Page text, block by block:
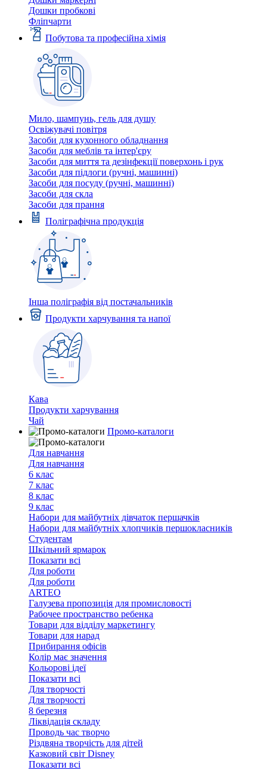
Дошки пробкові
Фліпчарти
Побутова та професійна хімія
Мило, шампунь, гель для душу
Освіжувачі повітря
Засоби для кухонного обладнання
Засоби для меблів та інтер'єру
Засоби для миття та дезінфекції поверхонь і рук
Засоби для підлоги (ручні, машинні)
Засоби для посуду (ручні, машинні)
Засоби для скла
Засоби для прання
Поліграфічна продукція
Інша поліграфія від постачальників
Продукти харчування та напої
Кава
Продукти харчування
Чай
Промо-каталоги
Для навчання
Для навчання
6 клас
7 клас
8 клас
9 клас
Набори для майбутніх дiвчаток першачкiв
Набори для майбутніх хлопчиків першокласників
Студентам
Шкільний ярмарок
Показати всі
Для роботи
Для роботи
ARTEO
Галузева пропозиція для промисловості
Рабочее пространство ребенка
Товари для відділу маркетингу
Товари для нарад
Прибирання офісів
Колір має значення
Кольорові ідеї
Показати всі
Для творчостi
Для творчостi
8 березня
Ліквідація складу
Проводь час творчо
Різдвяна творчість для дітей
Казковий світ Disney
Показати всі